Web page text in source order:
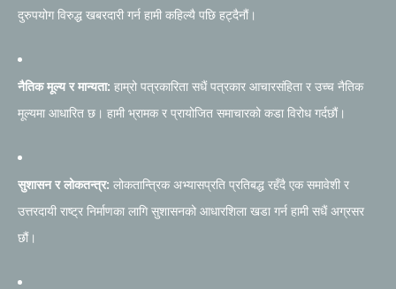
दुरुपयोग विरुद्ध खबरदारी गर्न हामी कहिल्यै पछि हट्दैनौं।
नैतिक मूल्य र मान्यता: हाम्रो पत्रकारिता सधैं पत्रकार आचारसंहिता र उच्च नैतिक
मूल्यमा आधारित छ। हामी भ्रामक र प्रायोजित समाचारको कडा विरोध गर्दछौं।
सुशासन र लोकतन्त्र: लोकतान्त्रिक अभ्यासप्रति प्रतिबद्ध रहँदै एक समावेशी र
उत्तरदायी राष्ट्र निर्माणका लागि सुशासनको आधारशिला खडा गर्न हामी सधैं अग्रसर
छौं।